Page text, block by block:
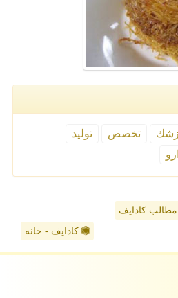
تخصص
تولید
مطالب کادایف
کادایف - خانه